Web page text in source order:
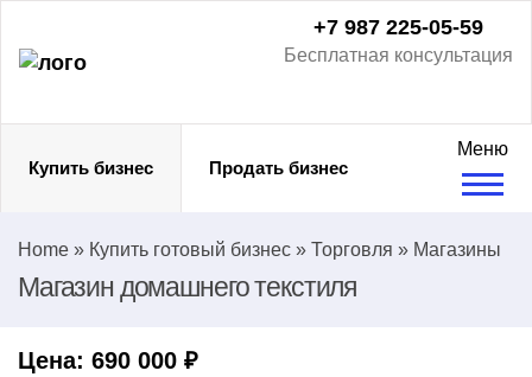
+7 987 225-05-59
Бесплатная консультация
Купить бизнес Продать бизнес
Меню
Home » Купить готовый бизнес » Торговля » Магазины
Магазин домашнего текстиля
Цена: 690 000 ₽